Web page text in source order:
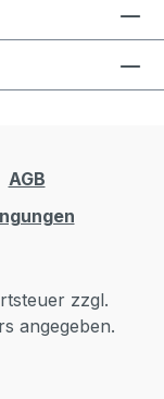
AGB
zzgl.
angegeben.